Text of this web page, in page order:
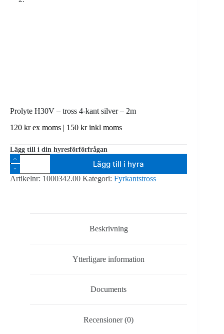
Prolyte H30V – tross 4-kant silver – 2m
120 krex moms | 150 krinkl moms
Lägg till i din hyresförförfrågan
Prolyte
H30V
-
tross
Lägg till i hyra
Artikelnr: 1000342.00 Kategori: Fyrkantstross
Beskrivning
Ytterligare information
Documents
Recensioner (0)